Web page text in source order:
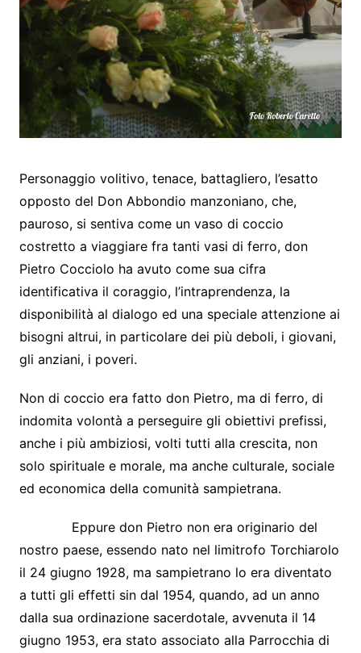
Personaggio volitivo, tenace, battagliero, l’esatto
opposto del Don Abbondio manzoniano, che,
pauroso, si sentiva come un vaso di coccio
costretto a viaggiare fra tanti vasi di ferro, don
Pietro Cocciolo ha avuto come sua cifra
identificativa il coraggio, l’intraprendenza, la
disponibilità al dialogo ed una speciale attenzione ai
bisogni altrui, in particolare dei più deboli, i giovani,
gli anziani, i poveri.
Non di coccio era fatto don Pietro, ma di ferro, di
indomita volontà a perseguire gli obiettivi prefissi,
anche i più ambiziosi, volti tutti alla crescita, non
solo spirituale e morale, ma anche culturale, sociale
ed economica della comunità sampietrana.
Eppure don Pietro non era originario del
nostro paese, essendo nato nel limitrofo Torchiarolo
il 24 giugno 1928, ma sampietrano lo era diventato
a tutti gli effetti sin dal 1954, quando, ad un anno
dalla sua ordinazione sacerdotale, avvenuta il 14
giugno 1953, era stato associato alla Parrocchia di